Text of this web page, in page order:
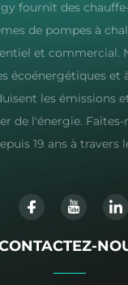
fournit des
de pompes à
et commercial.
écoénergétiques et
les émissions
de l'énergie. Faites-
19 ans à travers